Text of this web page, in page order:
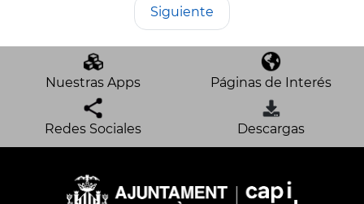
Siguiente
Nuestras Apps Páginas de Interés
Redes Sociales Descargas